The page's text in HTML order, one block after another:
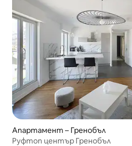
Апартамент – Гренобъл
Руфтоп център Гренобъл